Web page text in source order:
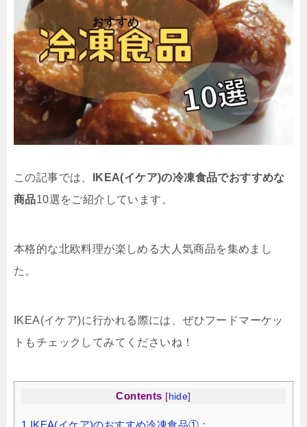
この記事では、
IKEA(イケア)の冷凍食品でおすすめな
商品10選をご紹介しています。
本格的な北欧料理が楽しめる大人気商品を集めまし
た。
IKEA(イケア)に行かれる際には、ぜひフードマーケッ
トもチェックしてみてくださいね！
Contents [ hide]